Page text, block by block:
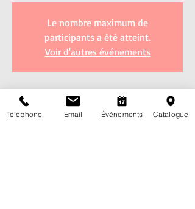
Le nombre maximum de
participants a été atteint.
Voir d'autres événements
Heure et lieu
Téléphone Email Événements Catalogue